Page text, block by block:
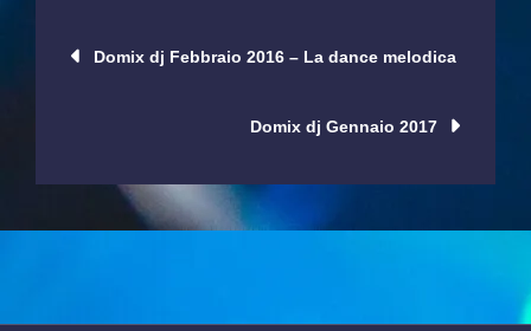
Navigazione
Domix dj Febbraio 2016 – La dance melodica
Domix dj Gennaio 2017